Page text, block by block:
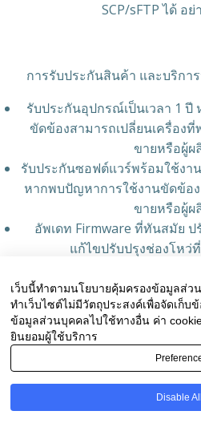
SCP/sFTP ได้ อ
การรับประกันสินค้า และบริกา
รับประกันอุปกรณ์เป็นเวลา 1
ขัดข้องสามารถเปลี่ยนเครื่อง
ขายหรือผู้ผ
รับประกันซอฟต์แวร์พร้อมใช้งา
หากพบปัญหาการใช้งานขัดข้อ
ขายหรือผู้ผ
อัพเดท Firmware ที่ทันสมัย
แก้ไขปรับปรุงช่องโหว่
เอกสารแนะน
(SRAN NetApprove Brochure
เอกสารรายละเอียดผลิตภัณฑ์ (
สนใจติดต่อเป็นตัวแทนขายสินค้า
เว็บนี้ทำตามนโยบายคุ้มครองข้อมูลส่ว
ทำเว็บไซต์ไม่มีวัตถุประสงค์เพื่อจัดเก็
ข้อมูลส่วนบุคคลไปใช้ทางอื่น ค่า
ยินยอมผู้ใช้บริการ
Disable All